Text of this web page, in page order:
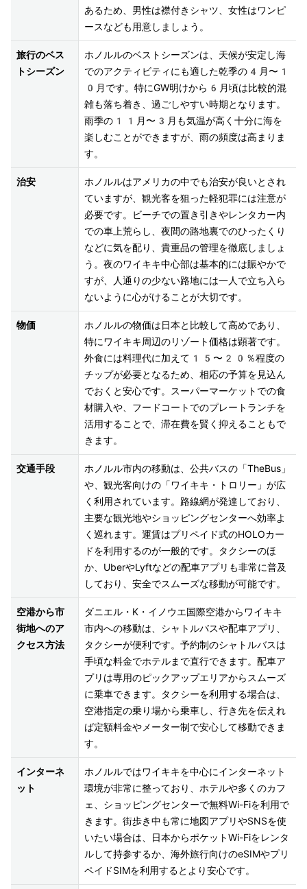
あるため、男性は襟付きシャツ、女性はワンピ
ースなども用意しましょう。
旅行のベス
トシーズン
ホノルルのベストシーズンは、天候が安定し海
でのアクティビティにも適した乾季の4月〜1
0月です。特にGW明けから6月頃は比較的混
雑も落ち着き、過ごしやすい時期となります。
雨季の11月〜3月も気温が高く十分に海を
楽しむことができますが、雨の頻度は高まりま
す。
治安
ホノルルはアメリカの中でも治安が良いとされ
ていますが、観光客を狙った軽犯罪には注意が
必要です。ビーチでの置き引きやレンタカー内
での車上荒らし、夜間の路地裏でのひったくり
などに気を配り、貴重品の管理を徹底しましょ
う。夜のワイキキ中心部は基本的には賑やかで
すが、人通りの少ない路地には一人で立ち入ら
ないように心がけることが大切です。
物価
ホノルルの物価は日本と比較して高めであり、
特にワイキキ周辺のリゾート価格は顕著です。
外食には料理代に加えて15〜20％程度の
チップが必要となるため、相応の予算を見込ん
でおくと安心です。スーパーマーケットでの食
材購入や、フードコートでのプレートランチを
活用することで、滞在費を賢く抑えることもで
きます。
交通手段
ホノルル市内の移動は、公共バスの「TheBus」
や、観光客向けの「ワイキキ・トロリー」が広
く利用されています。路線網が発達しており、
主要な観光地やショッピングセンターへ効率よ
く巡れます。運賃はプリペイド式のHOLOカー
ドを利用するのが一般的です。タクシーのほ
か、UberやLyftなどの配車アプリも非常に普及
しており、安全でスムーズな移動が可能です。
空港から市
街地へのア
クセス方法
ダニエル・K・イノウエ国際空港からワイキキ
市内への移動は、シャトルバスや配車アプリ、
タクシーが便利です。予約制のシャトルバスは
手頃な料金でホテルまで直行できます。配車ア
プリは専用のピックアップエリアからスムーズ
に乗車できます。タクシーを利用する場合は、
空港指定の乗り場から乗車し、行き先を伝えれ
ば定額料金やメーター制で安心して移動できま
す。
インターネ
ット
ホノルルではワイキキを中心にインターネット
環境が非常に整っており、ホテルや多くのカフ
ェ、ショッピングセンターで無料Wi-Fiを利用で
きます。街歩き中も常に地図アプリやSNSを使
いたい場合は、日本からポケットWi-Fiをレンタ
ルして持参するか、海外旅行向けのeSIMやプリ
ペイドSIMを利用するとより安心です。